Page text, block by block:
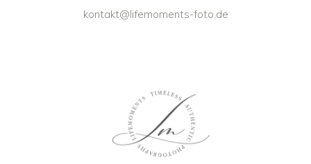
kontakt@lifemoments-foto.de